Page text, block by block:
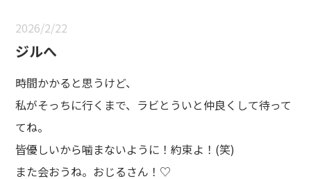
2026/2/22
ジルへ
時間かかると思うけど、
私がそっちに行くまで、ラビとういと仲良くして待って
てね。
皆優しいから噛まないように！約束よ！(笑)
また会おうね。おじるさん！♡